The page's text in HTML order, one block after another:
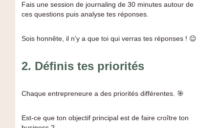
Fais une session de journaling de 30 minutes autour de
ces questions puis analyse tes réponses.
Sois honnête, il n’y a que toi qui verras tes réponses ! 😉
2. Définis tes priorités
Chaque entrepreneure a des priorités différentes. 🎯
Est-ce que ton objectif principal est de faire croître ton